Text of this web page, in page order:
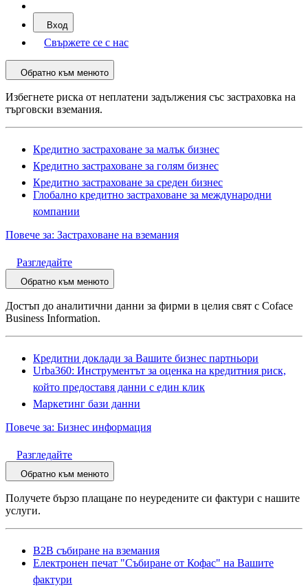
Вход
Свържете се с нас
Обратно към менюто
Избегнете риска от неплатени задължения със застраховка на
търговски вземания.
Кредитно застраховане за малък бизнес
Кредитно застраховане за голям бизнес
Кредитно застраховане за среден бизнес
Глобално кредитно застраховане за международни
компании
Повече за: Застраховане на вземания
Разгледайте
Обратно към менюто
Достъп до аналитични данни за фирми в целия свят с Coface
Business Information.
Кредитни доклади за Вашите бизнес партньори
Urba360: Инструментът за оценка на кредитния риск,
който предоставя данни с един клик
Маркетинг бази данни
Повече за: Бизнес информация
Разгледайте
Обратно към менюто
Получете бързо плащане по неуредените си фактури с нашите
услуги.
B2B събиране на вземания
Електронен печат "Събиране от Кофас" на Вашите
фактури